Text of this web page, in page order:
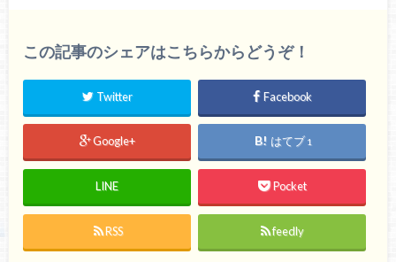
この記事のシェアはこちらからどうぞ！
Twitter Facebook
Google+ はてブ 1
LINE Pocket
RSS feedly